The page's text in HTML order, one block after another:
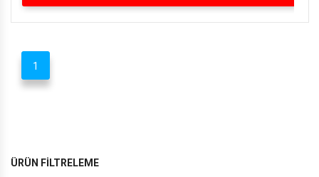
1
ÜRÜN FİLTRELEME